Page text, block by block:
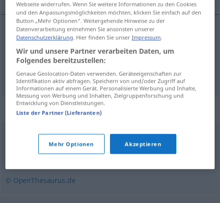
targetdoll(odfigure) Schießbudenfigurin einer
Schießbude
Synonyme für "Schießbudenfigur"
Komiker (ugs.),Fuzzi (ugs.) Hanswurst,Wurst (ugs.)
Witzfigur (ugs., Hauptform) ,Witzblattfigur,Wicht
© OpenThesaurus.de
Webseite widerrufen. Wenn Sie weitere Informationen zu den Cookies
und den Anpassungsmöglichkeiten möchten, klicken Sie einfach auf den
Button „Mehr Optionen“. Weitergehende Hinweise zu der
Datenverarbeitung entnehmen Sie ansonsten unserer
Datenschutzerklärung. Hier finden Sie unserImpressum.
Wir und unsere Partner verarbeiten Daten, um
Folgendes bereitzustellen:
Genaue Geolocation-Daten verwenden. Geräteeigenschaften zur
Identifikation aktiv abfragen. Speichern von und/oder Zugriff auf
Informationen auf einem Gerät. Personalisierte Werbung und Inhalte,
Messung von Werbung und Inhalten, Zielgruppenforschung und
Entwicklung von Dienstleistungen.
Liste der Partner (Lieferanten)
Mehr Optionen Akzeptieren